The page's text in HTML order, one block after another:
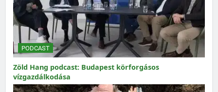
PODCAST
Zöld Hang podcast: Budapest körforgásos
vízgazdálkodása